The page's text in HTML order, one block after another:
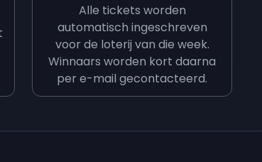
Alle tickets worden
automatisch ingeschreven
voor de loterij van die week.
Winnaars worden kort daarna
per e-mail gecontacteerd.